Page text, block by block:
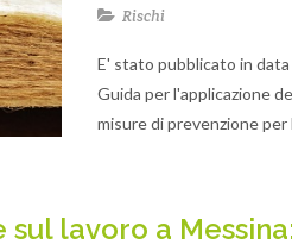
Rischi
E' stato pubblicato in
Guida per l'applicazione
misure di prevenzione
sul lavoro a